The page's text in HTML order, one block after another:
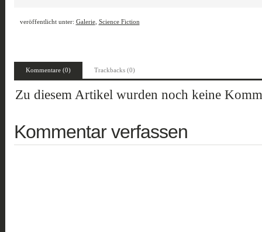
veröffentlicht unter: Galerie, Science Fiction
Kommentare (0) Trackbacks (0)
Zu diesem Artikel wurden noch keine
Kommentar verfassen